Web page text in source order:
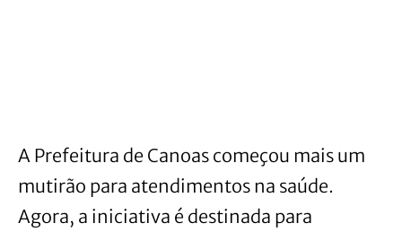
A Prefeitura de Canoas começou mais um
mutirão para atendimentos na saúde.
Agora, a iniciativa é destinada para